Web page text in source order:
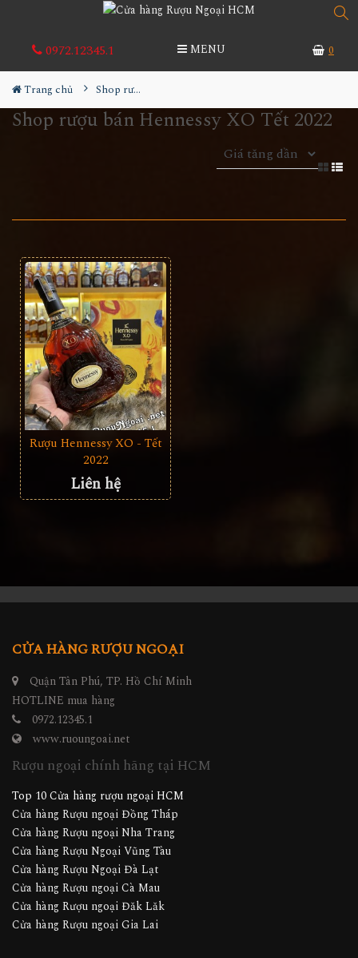
0972.12345.1 MENU 0
Trang chủ Shop rượu bán Hennessy XO Tết 2022
Shop rượu bán Hennessy XO Tết 2022
Rượu Hennessy XO - Tết
2022
Liên hệ
CỬA HÀNG RƯỢU NGOẠI
Quận Tân Phú, TP. Hồ Chí Minh
HOTLINE mua hàng
0972.12345.1
www.ruoungoai.net
Rượu ngoại chính hãng tại HCM
Top 10 Cửa hàng rượu ngoại HCM
Cửa hàng Rượu ngoại Đồng Tháp
Cửa hàng Rượu ngoại Nha Trang
Cửa hàng Rượu Ngoại Vũng Tàu
Cửa hàng Rượu Ngoại Đà Lạt
Cửa hàng Rượu ngoại Cà Mau
Cửa hàng Rượu ngoại Đăk Lăk
Cửa hàng Rượu ngoại Gia Lai